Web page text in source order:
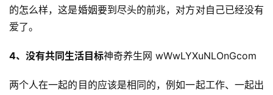
的怎么样，这是婚姻要到尽头的前兆，对方对自己已经没有
爱了。
4、没有共同生活目标神奇养生网 wWwLYXuNLOnGcom
两个人在一起的目的应该是相同的，例如一起工作、一起出